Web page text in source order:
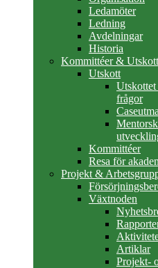
Ledamöter
Ledning
Avdelningar
Historia
Kommittéer & Utskott
Utskott
frågor
Kommittéer
Resa för
Projekt &
Växtnoden
Artiklar
Projekt-